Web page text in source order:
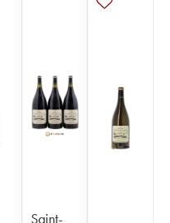
Saint-